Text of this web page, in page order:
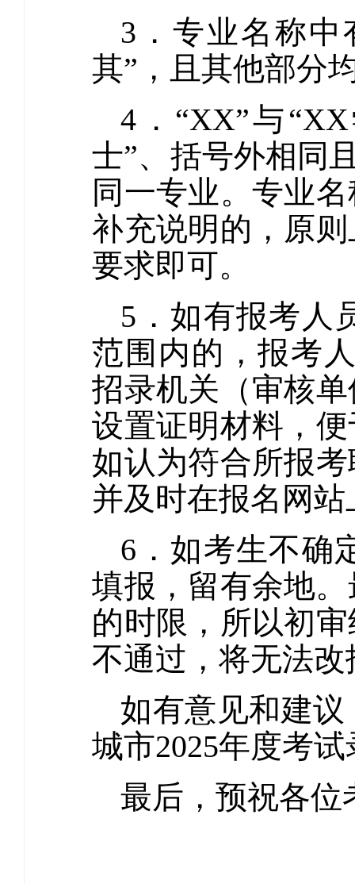
3．专业名称中
其”，且其他部分
4．“XX”与
士”、括号外相同
同一专业。专业
补充说明的，原
要求即可。
5．如有报考人
范围内的，报考
招录机关（审核
设置证明材料，
如认为符合所报
并及时在报名网
6．如考生不确
填报，留有余地
的时限，所以初
不通过，将无法改
如有意见和建
城市2025年度考
最后，预祝各位